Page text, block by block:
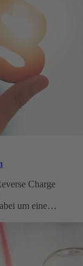
Charge
um eine…